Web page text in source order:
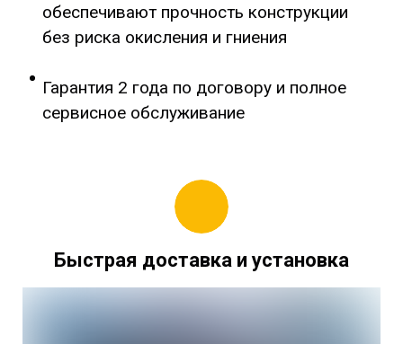
обеспечивают прочность конструкции
без риска окисления и гниения
Гарантия 2 года по договору и полное
сервисное обслуживание
Быстрая доставка и установка